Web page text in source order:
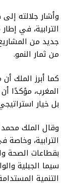
وأشار جلالته
الترابية، في
جديد من
من ثمار النمو.
كما أبرز الملك
المغرب، مؤكدًا
بل خيار
وقال الملك محمد
الترابية،
بقطاعات الصحة
سيما الجبلية
التنمية